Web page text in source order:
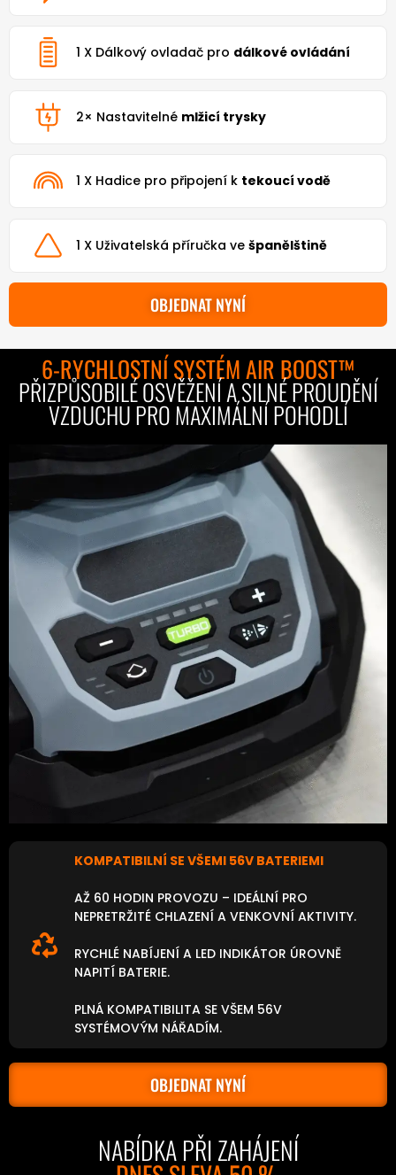
1 X Dálkový ovladač pro dálkové ovládání
2× Nastavitelné mlžicí trysky
1 X Hadice pro připojení k tekoucí vodě
1 X Uživatelská příručka ve španělštině
OBJEDNAT NYNÍ
6-RYCHLOSTNÍ SYSTÉM AIR BOOST™
PŘIZPŮSOBILÉ OSVĚŽENÍ A SILNÉ PROUDĚNÍ
VZDUCHU PRO MAXIMÁLNÍ POHODLÍ
KOMPATIBILNÍ SE VŠEMI 56V BATERIEMI
AŽ 60 HODIN PROVOZU – IDEÁLNÍ PRO
NEPRETRŽITÉ CHLAZENÍ A VENKOVNÍ AKTIVITY.
RYCHLÉ NABÍJENÍ A LED INDIKÁTOR ÚROVNĚ
NAPITÍ BATERIE.
PLNÁ KOMPATIBILITA SE VŠEM 56V
SYSTÉMOVÝM NÁŘADÍM.
OBJEDNAT NYNÍ
NABÍDKA PŘI ZAHÁJENÍ